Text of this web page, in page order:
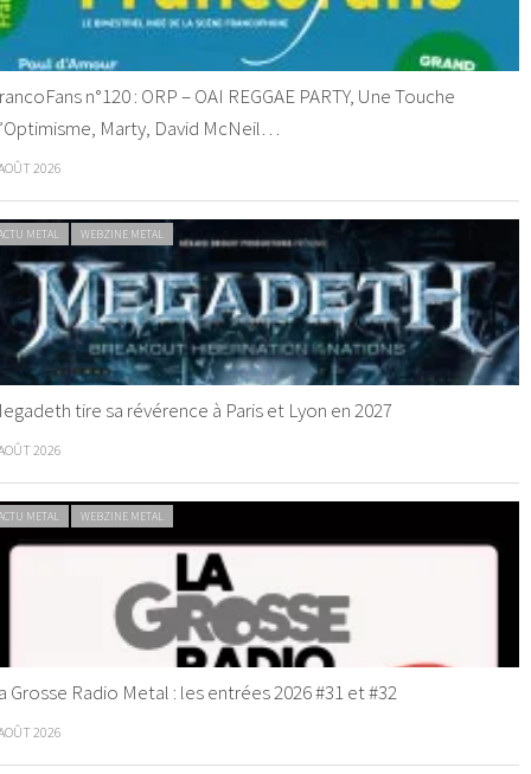
n°120 : ORP – OAI REGGAE PARTY, Une Touche
Marty, David McNeil…
2026
METAL WEBZINE METAL
tire sa révérence à Paris et Lyon en 2027
2026
METAL WEBZINE METAL
Grosse Radio Metal : les entrées 2026 #31 et #32
2026